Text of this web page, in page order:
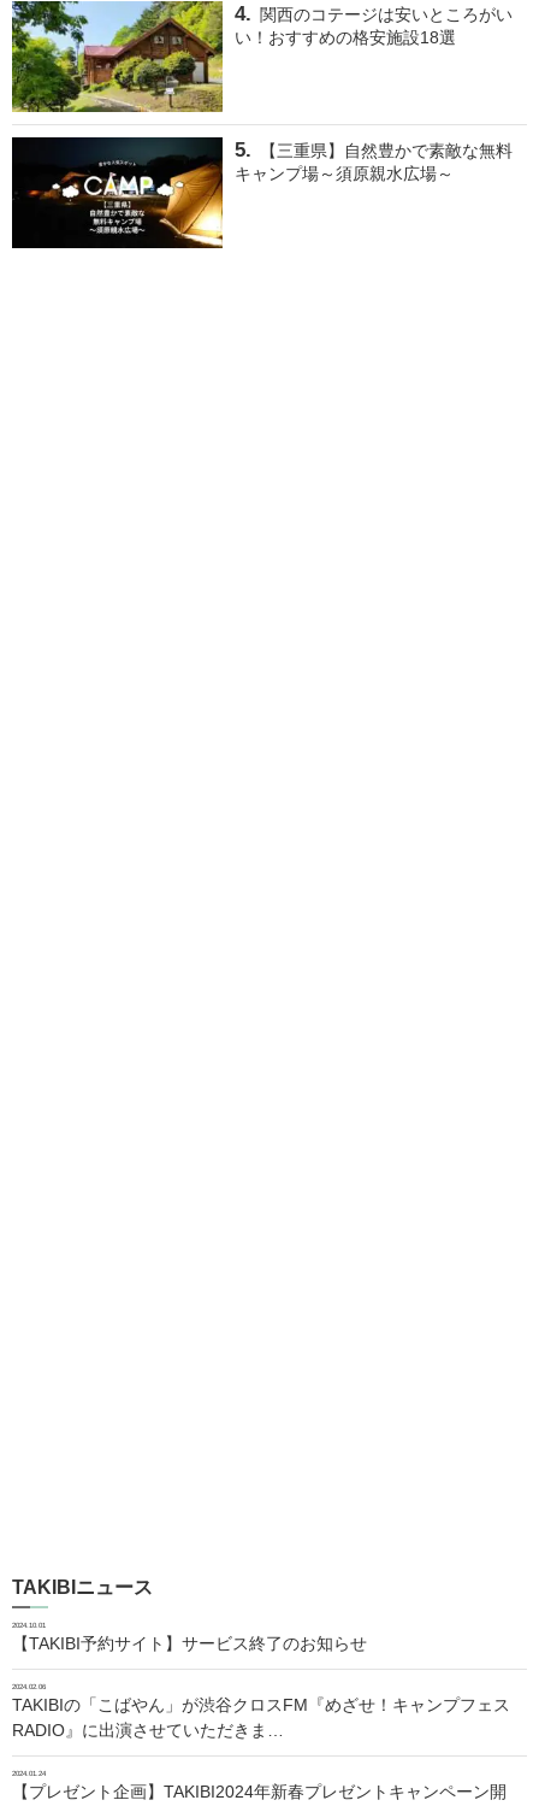
関西のコテージは安いところがい
い！おすすめの格安施設18選
【三重県】自然豊かで素敵な無料
キャンプ場～須原親水広場～
TAKIBIニュース
2024.10.01
【TAKIBI予約サイト】サービス終了のお知らせ
2024.02.06
TAKIBIの「こばやん」が渋谷クロスFM『めざせ！キャンプフェス
RADIO』に出演させていただきま…
2024.01.24
【プレゼント企画】TAKIBI2024年新春プレゼントキャンペーン開